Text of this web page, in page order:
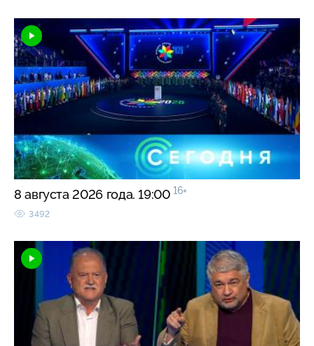
8 августа 2026 года. 19:00 16+
3492